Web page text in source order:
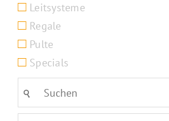
Leitsysteme
Regale
Pulte
Specials